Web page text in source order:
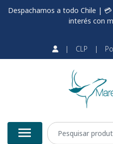
Despachamos a todo Chile |
interés con
| CLP |